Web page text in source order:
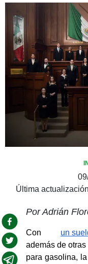
Última
Por Adrián
Con un
además de
para gasolina,